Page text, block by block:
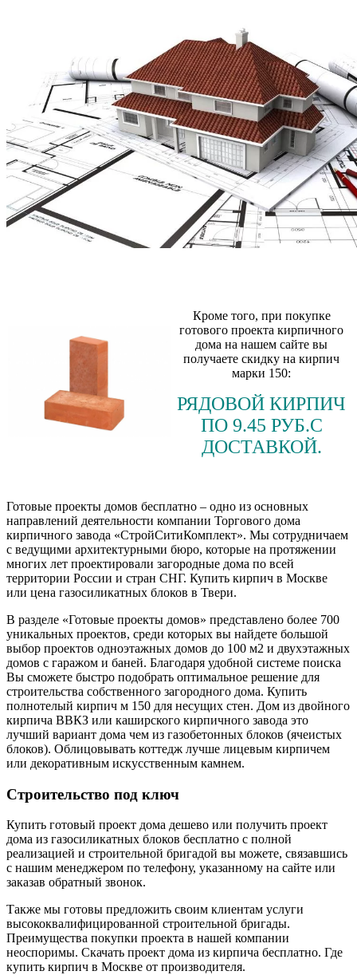
Кроме того, при покупке
готового проекта кирпичного
дома на нашем сайте вы
получаете скидку на кирпич
марки 150:
РЯДОВОЙ КИРПИЧ
ПО 9.45 РУБ.С
ДОСТАВКОЙ.
Готовые проекты домов бесплатно – одно из основных
направлений деятельности компании Торгового дома
кирпичного завода «СтройСитиКомплект». Мы сотрудничаем
с ведущими архитектурными бюро, которые на протяжении
многих лет проектировали загородные дома по всей
территории России и стран СНГ. Купить кирпич в Москве
или цена газосиликатных блоков в Твери.
В разделе «Готовые проекты домов» представлено более 700
уникальных проектов, среди которых вы найдете большой
выбор проектов одноэтажных домов до 100 м2 и двухэтажных
домов с гаражом и баней. Благодаря удобной системе поиска
Вы сможете быстро подобрать оптимальное решение для
строительства собственного загородного дома. Купить
полнотелый кирпич м 150 для несущих стен. Дом из двойного
кирпича ВВКЗ или каширского кирпичного завода это
лучший вариант дома чем из газобетонных блоков (ячеистых
блоков). Облицовывать коттедж лучше лицевым кирпичем
или декоративным искусственным камнем.
Строительство под ключ
Купить готовый проект дома дешево или получить проект
дома из газосиликатных блоков бесплатно с полной
реализацией и строительной бригадой вы можете, связавшись
с нашим менеджером по телефону, указанному на сайте или
заказав обратный звонок.
Также мы готовы предложить своим клиентам услуги
высококвалифицированной строительной бригады.
Преимущества покупки проекта в нашей компании
неоспоримы. Скачать проект дома из кирпича бесплатно. Где
купить кирпич в Москве от производителя.